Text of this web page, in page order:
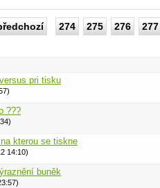
274 275 276
277
pri tisku
???
kterou se tiskne
14:10)
buněk